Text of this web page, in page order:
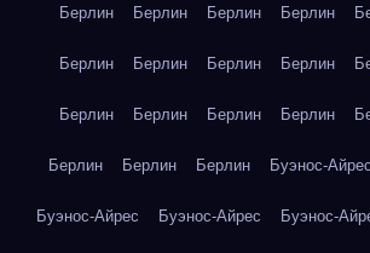
Берлин Берлин Берлин Берлин
Берлин Берлин Берлин Берлин
Берлин Берлин Берлин Берлин
Берлин Берлин Берлин Буэнос-Айрес
Буэнос-Айрес Буэнос-Айрес Буэнос-